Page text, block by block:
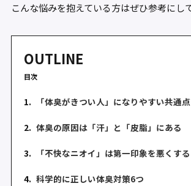
こんな悩みを抱えている方はぜひ参考にし
OUTLINE
目次
1. 「体臭がきつい人」になりやすい共通
2. 体臭の原因は「汗」と「皮脂」にある
3. 「不快なニオイ」は第一印象を悪くする
4. 科学的に正しい体臭対策6つ